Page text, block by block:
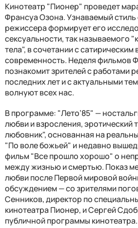
Кинотеатр "Пионер" проведет
Франсуа Озона. Узнаваемый
режиссера формирует его
сексуальности, так называемого
тела", в сочетании с сатирическим
современность. Неделя фильмов
познакомит зрителей с работами
последних лет и с актуальными
волнуют всех нас.
В программе: "Лето’85" —
любви и взросления, эротический
любовник", основанная на
"По воле божьей" и недавно
фильм "Все прошло хорошо" о
между жизнью и смертью. Показ
любви после Первой мировой
обсуждением — со зрителями
Сенников, директор по
кинотеатра Пионер, и Сергей
публичной программы кинотеатра.